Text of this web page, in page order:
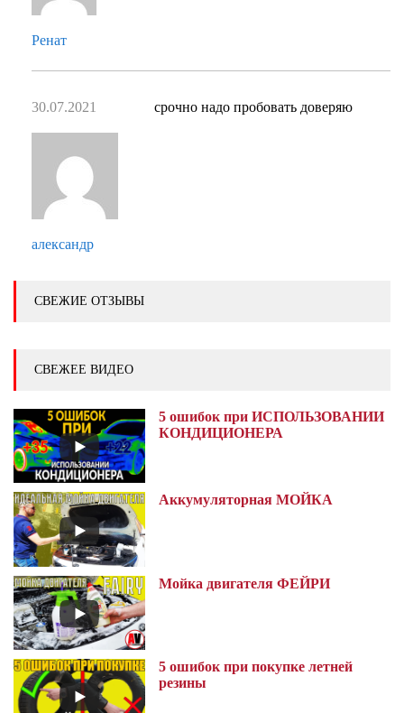
Ренат
30.07.2021
александр
срочно надо пробовать доверяю
СВЕЖИЕ ОТЗЫВЫ
СВЕЖЕЕ ВИДЕО
5 ошибок при ИСПОЛЬЗОВАНИИ
КОНДИЦИОНЕРА
Аккумуляторная МОЙКА
Мойка двигателя ФЕЙРИ
5 ошибок при покупке летней
резины